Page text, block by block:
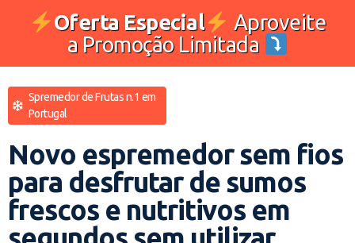
Oferta Especial
Aproveite
a Promoção Limitada
Spremedor de Frutas n.1 em
Portugal
Novo espremedor sem fios
para desfrutar de sumos
frescos e nutritivos em